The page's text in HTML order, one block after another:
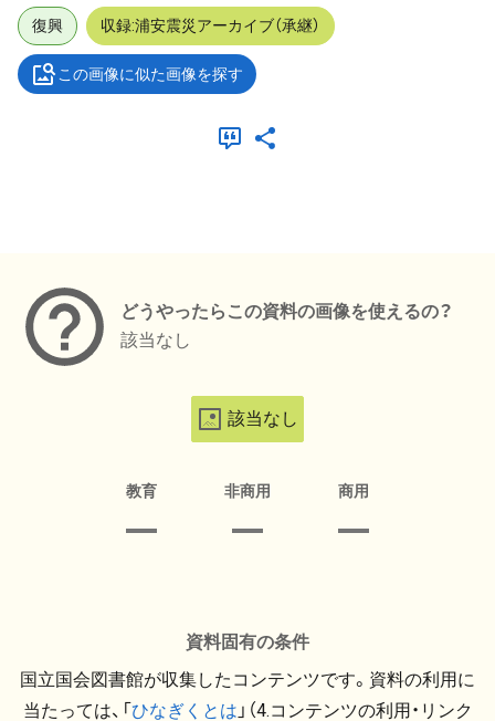
復興 収録:浦安震災アーカイブ（承継）
この画像に似た画像を探す
どうやったらこの資料の画像を使えるの？
該当なし
該当なし
教育 非商用 商用
資料固有の条件
国立国会図書館が収集したコンテンツです。資料の利用に
当たっては、「ひなぎくとは 」（4.コンテンツの利用・リンク